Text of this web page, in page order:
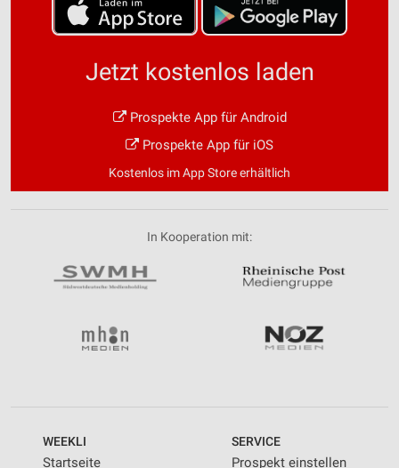
Jetzt kostenlos laden
Prospekte App für Android
Prospekte App für iOS
Kostenlos im App Store erhältlich
In Kooperation mit:
WEEKLI
Startseite
SERVICE
Prospekt einstellen